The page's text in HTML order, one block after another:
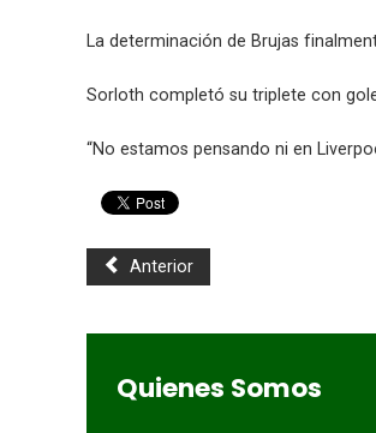
La determinación de Brujas
Sorloth completó su triplete con
“No estamos pensando ni en
Anterior
Quienes Somos